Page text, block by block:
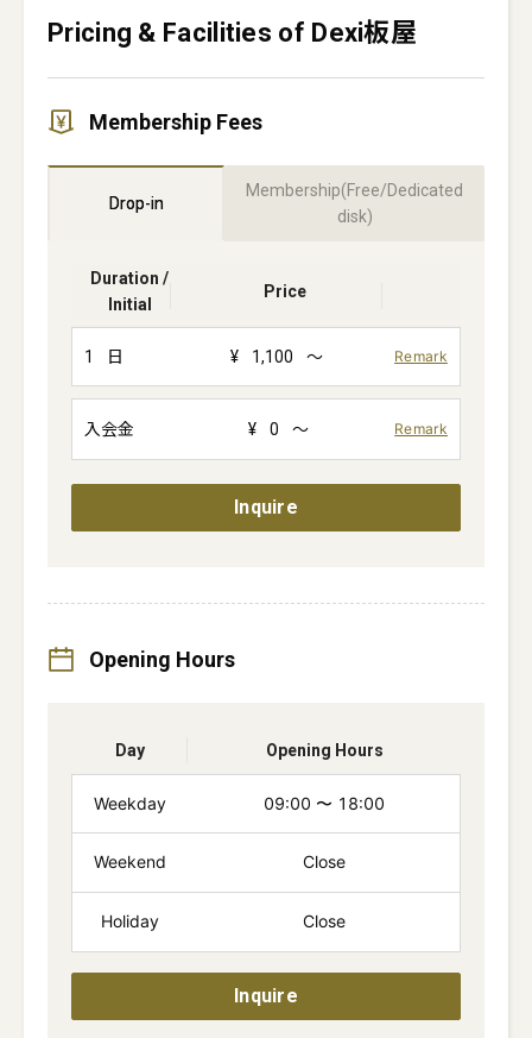
Pricing & Facilities of Dexi板屋
Membership Fees
Drop-in
Membership(Free/Dedicated
disk)
Duration /
Initial
Price
1 日 ¥ 1,100 ～ Remark
入会金 ¥ 0 ～ Remark
Inquire
Opening Hours
Day Opening Hours
Weekday 09:00 〜 18:00
Weekend Close
Holiday Close
Inquire